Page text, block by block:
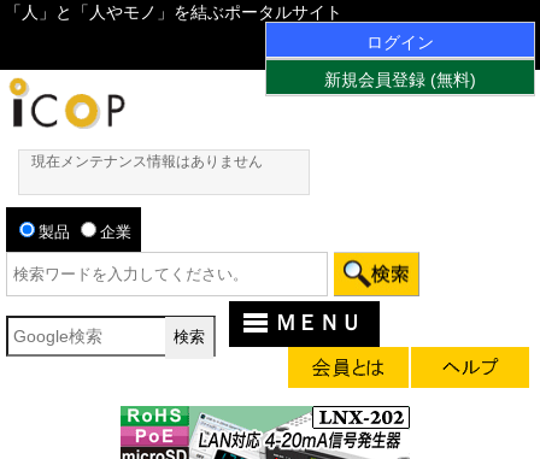
「人」と「人やモノ」を結ぶポータルサイト
ログイン
新規会員登録 (無料)
現在メンテナンス情報はありません
製品 企業
ＭＥＮＵ